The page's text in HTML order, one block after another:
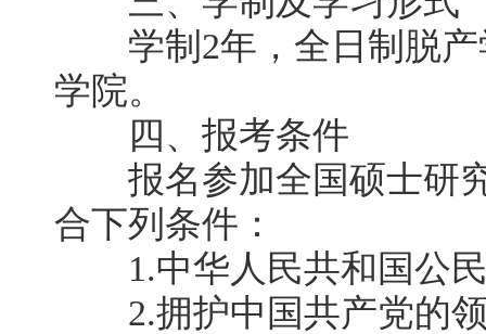
学制2年，全日制脱产
学院。
四、报考条件
报名参加全国硕士研究
合下列条件：
1.中华人民共和国公
2.拥护中国共产党的领